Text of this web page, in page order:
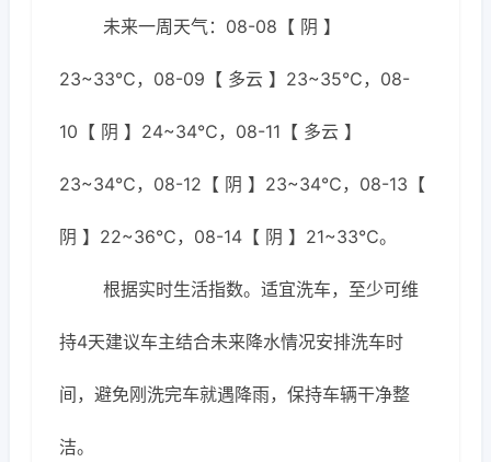
未来一周天气：08-08【 阴 】
23~33℃，08-09【 多云 】23~35℃，08-
10【 阴 】24~34℃，08-11【 多云 】
23~34℃，08-12【 阴 】23~34℃，08-13【
阴 】22~36℃，08-14【 阴 】21~33℃。
根据实时生活指数。适宜洗车，至少可维
持4天建议车主结合未来降水情况安排洗车时
间，避免刚洗完车就遇降雨，保持车辆干净整
洁。